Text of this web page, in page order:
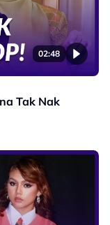
02:48
Tak Nak